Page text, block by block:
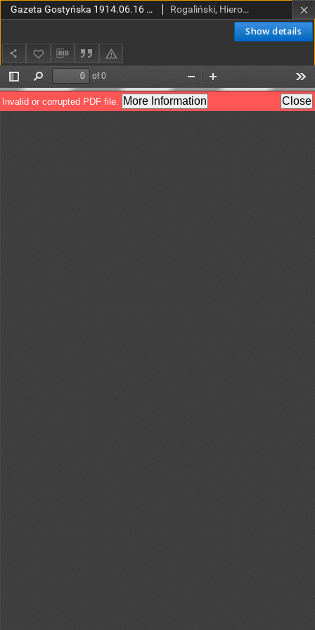
Show details
Gazeta Gostyńska 1914.06.16 R.2 Nr 72 Rogaliński, Hieronim (red.)